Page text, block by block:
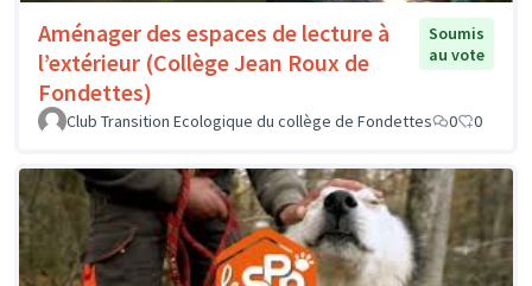
Aménager des espaces de lecture à
l’extérieur (Collège Jean Roux de
Fondettes)
Soumis
au vote
Club Transition Ecologique du collège de Fondettes 0 0